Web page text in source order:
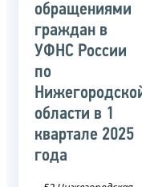
обращениями
граждан в
УФНС России
по
области в 1
квартале 2025
года